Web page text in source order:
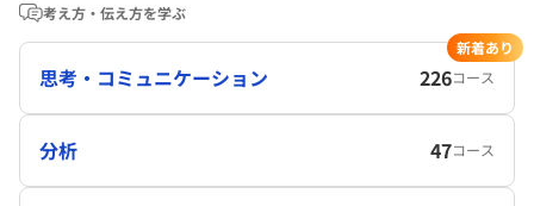
考え方・伝え方を学ぶ
思考・コミュニケーション 226コース
新着あり
分析 47コース